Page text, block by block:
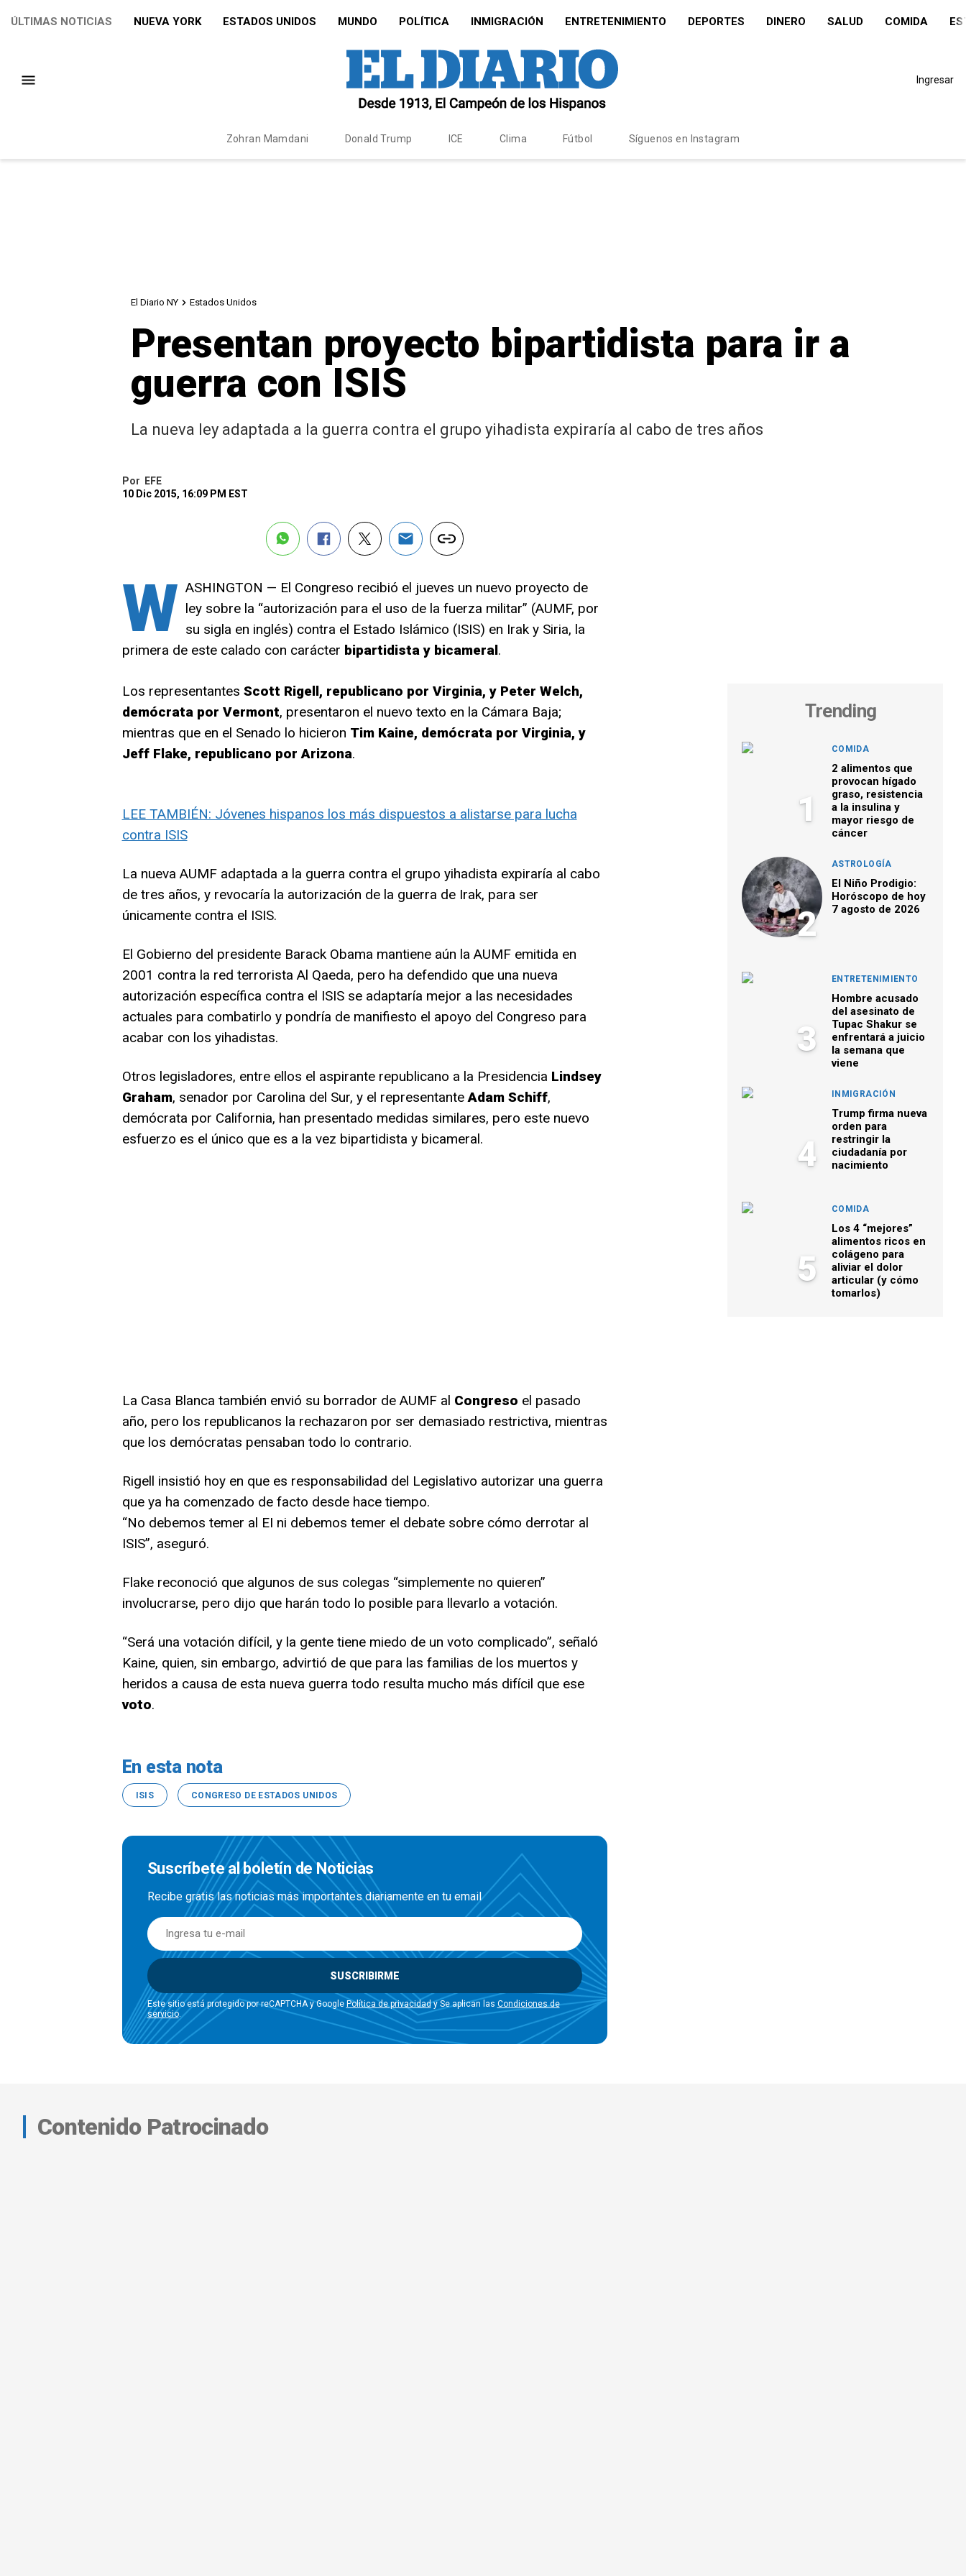
ÚLTIMAS NOTICIAS NUEVA YORK ESTADOS UNIDOS MUNDO POLÍTICA INMIGRACIÓN ENTRETENIMIENTO DEPORTES DINERO SALUD COMIDA
Ingresar
Zohran Mamdani Donald Trump ICE Clima Fútbol Síguenos en Instagram
El Diario NY Estados Unidos
Presentan proyecto bipartidista para ir a
guerra con ISIS
La nueva ley adaptada a la guerra contra el grupo yihadista expiraría al cabo de tres años
Por
EFE
10 Dic 2015, 16:09 PM EST
W ASHINGTON — El Congreso recibió el jueves un nuevo proyecto de
ley sobre la “autorización para el uso de la fuerza militar” (AUMF, por
su sigla en inglés) contra el Estado Islámico (ISIS) en Irak y Siria, la
primera de este calado con carácter bipartidista y bicameral.
Los representantes Scott Rigell, republicano por Virginia, y Peter Welch,
demócrata por Vermont, presentaron el nuevo texto en la Cámara Baja;
mientras que en el Senado lo hicieron Tim Kaine, demócrata por Virginia, y
Jeff Flake, republicano por Arizona.
LEE TAMBIÉN: Jóvenes hispanos los más dispuestos a alistarse para lucha
contra ISIS
La nueva AUMF adaptada a la guerra contra el grupo yihadista expiraría al cabo
de tres años, y revocaría la autorización de la guerra de Irak, para ser
únicamente contra el ISIS.
El Gobierno del presidente Barack Obama mantiene aún la AUMF emitida en
2001 contra la red terrorista Al Qaeda, pero ha defendido que una nueva
autorización específica contra el ISIS se adaptaría mejor a las necesidades
actuales para combatirlo y pondría de manifiesto el apoyo del Congreso para
acabar con los yihadistas.
Otros legisladores, entre ellos el aspirante republicano a la Presidencia Lindsey
Graham, senador por Carolina del Sur, y el representanteAdam Schiff,
demócrata por California, han presentado medidas similares, pero este nuevo
esfuerzo es el único que es a la vez bipartidista y bicameral.
La Casa Blanca también envió su borrador de AUMF al Congreso el pasado
año, pero los republicanos la rechazaron por ser demasiado restrictiva, mientras
que los demócratas pensaban todo lo contrario.
Rigell insistió hoy en que es responsabilidad del Legislativo autorizar una guerra
que ya ha comenzado de facto desde hace tiempo.
“No debemos temer al EI ni debemos temer el debate sobre cómo derrotar al
ISIS”, aseguró.
Flake reconoció que algunos de sus colegas “simplemente no quieren”
involucrarse, pero dijo que harán todo lo posible para llevarlo a votación.
“Será una votación difícil, y la gente tiene miedo de un voto complicado”, señaló
Kaine, quien, sin embargo, advirtió de que para las familias de los muertos y
heridos a causa de esta nueva guerra todo resulta mucho más difícil que ese
voto.
En esta nota
ISIS CONGRESO DE ESTADOS UNIDOS
Suscríbete al boletín de Noticias
Recibe gratis las noticias más importantes diariamente en tu email
SUSCRIBIRME
Este sitio está protegido por reCAPTCHA y Google Política de privacidady Se aplican las Condiciones de
servicio.
Trending
1
COMIDA
2 alimentos que
provocan hígado
graso, resistencia
a la insulina y
mayor riesgo de
cáncer
2
ASTROLOGÍA
El Niño Prodigio:
Horóscopo de hoy
7 agosto de 2026
3
ENTRETENIMIENTO
Hombre acusado
del asesinato de
Tupac Shakur se
enfrentará a juicio
la semana que
viene
4
INMIGRACIÓN
Trump firma nueva
orden para
restringir la
ciudadanía por
nacimiento
5
COMIDA
Los 4 “mejores”
alimentos ricos en
colágeno para
aliviar el dolor
articular (y cómo
tomarlos)
Contenido Patrocinado